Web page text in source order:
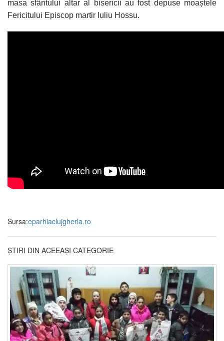
masa sfântului altar al bisericii au fost depuse moaștele
Fericitului Episcop martir Iuliu Hossu.
Sursa:eparhiaclujgherla.ro
ȘTIRI DIN ACEEAȘI CATEGORIE